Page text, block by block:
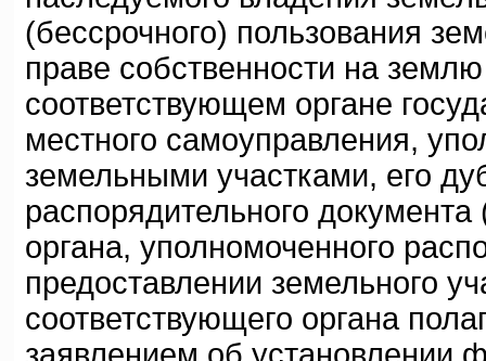
(бессрочного) пользования
праве собственности на
соответствующем органе
местного самоуправления,
земельными участками, его
распорядительного
органа, уполномоченного
предоставлении земельного
соответствующего органа